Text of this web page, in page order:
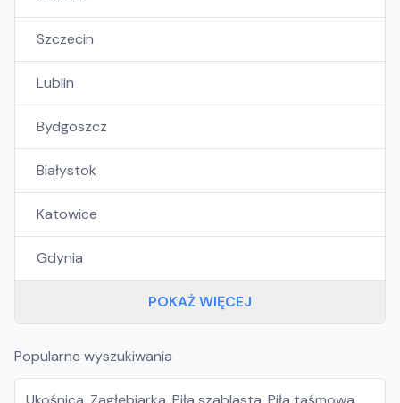
Szczecin
Lublin
Bydgoszcz
Białystok
Katowice
Gdynia
POKAŻ WIĘCEJ
Popularne wyszukiwania